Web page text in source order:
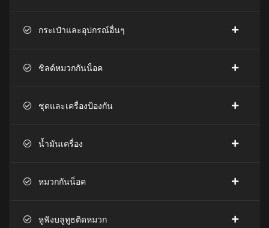
กระเป๋าและอุปกรณ์อื่นๆ
ชิลด์หมวกกันน็อค
ชุดและเครื่องป้องกัน
น้ำมันเครื่อง
หมวกกันน็อค
หูฟังบลูทูธติดหมวก